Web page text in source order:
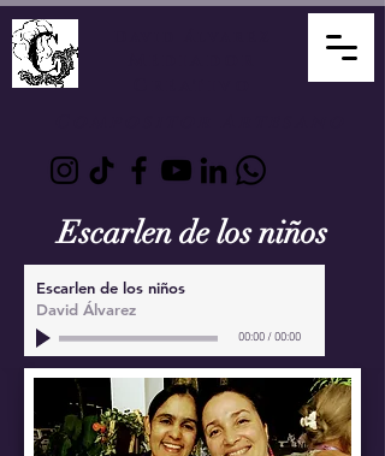
Escarlen de los niños
Escarlen de los niños
David Álvarez
00:00/00:00